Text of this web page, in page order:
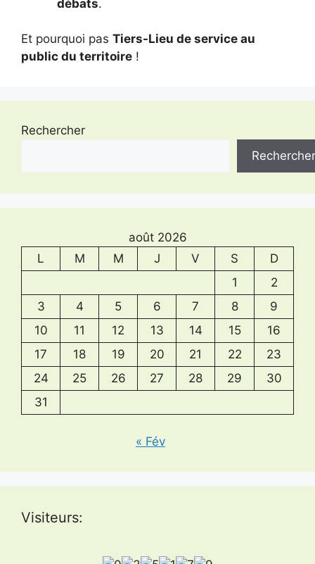
débats.
Et pourquoi pas Tiers-Lieu de service au
public du territoire !
Rechercher
Rechercher
août 2026
L
M M J V S
D
1
2
3
4 5 6 7 8
9
10
11 12 13 14 15
16
17
18 19 20 21 22
23
24
25 26 27 28 29
30
31
« Fév
Visiteurs: